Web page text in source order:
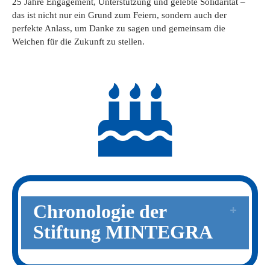
das ist nicht nur ein Grund zum Feiern, sondern auch der
perfekte Anlass, um Danke zu sagen und gemeinsam die
Weichen für die Zukunft zu stellen.
Chronologie der
Stiftung MINTEGRA